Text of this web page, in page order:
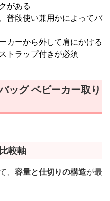
がある
普段使い兼用かによってバ
カーから外して肩にかける
トラップ付きが必須
ッグ ベビーカー取り
較軸
容量と仕切りの構造が最